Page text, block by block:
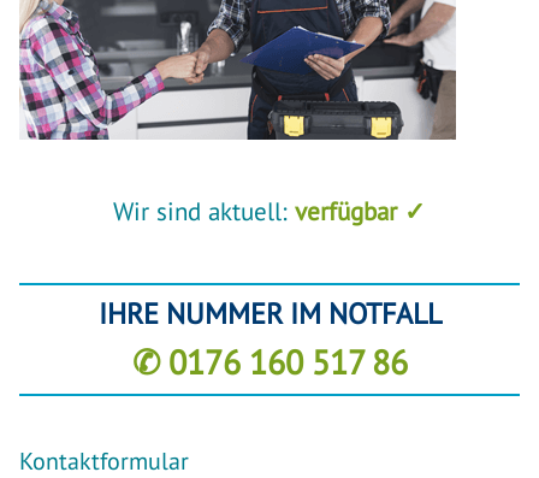
Wir sind aktuell: verfügbar ✓
IHRE NUMMER IM NOTFALL
✆ 0176 160 517 86
Kontaktformular